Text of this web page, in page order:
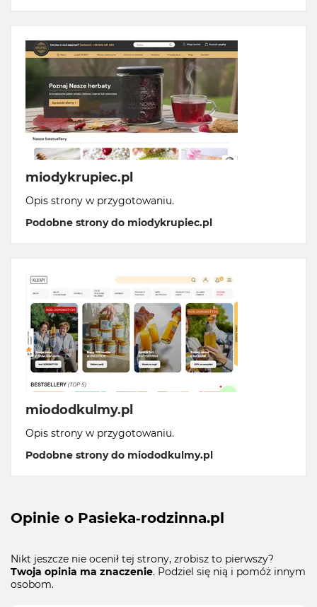
miodykrupiec.pl
Opis strony w przygotowaniu.
Podobne strony do miodykrupiec.pl
miododkulmy.pl
Opis strony w przygotowaniu.
Podobne strony do miododkulmy.pl
Opinie o Pasieka-rodzinna.pl
Nikt jeszcze nie ocenił tej strony, zrobisz to pierwszy?
Twoja opinia ma znaczenie. Podziel się nią i pomóż innym
osobom.